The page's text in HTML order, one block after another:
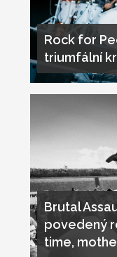
Rock for
triumfální
Brutal
povedený
time,